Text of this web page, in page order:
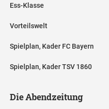
Ess-Klasse
Vorteilswelt
Spielplan, Kader FC Bayern
Spielplan, Kader TSV 1860
Die Abendzeitung